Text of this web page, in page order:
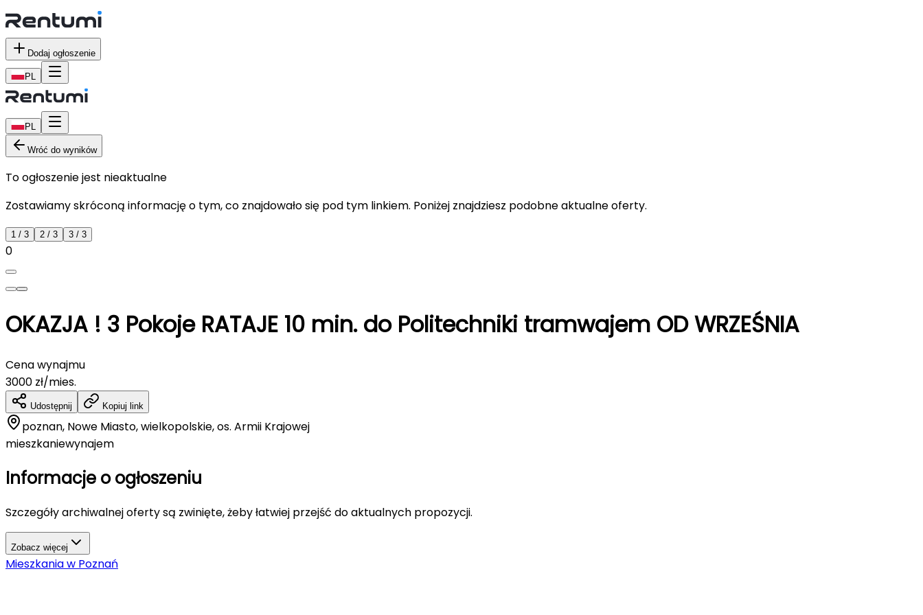
Dodaj ogłoszenie
PL
PL
Wróć do wyników
To ogłoszenie jest nieaktualne
Zostawiamy skróconą informację o tym, co znajdowało się pod tym linkiem. Poniżej znajdziesz podobne aktualne oferty.
1 / 3 2 / 3 3 / 3
0
OKAZJA ! 3 Pokoje RATAJE 10 min. do Politechniki tramwajem OD WRZEŚNIA
Cena wynajmu
3000 zł/mies.
Udostępnij Kopiuj link
poznan, Nowe Miasto, wielkopolskie, os. Armii Krajowej
mieszkaniewynajem
Informacje o ogłoszeniu
Szczegóły archiwalnej oferty są zwinięte, żeby łatwiej przejść do aktualnych propozycji.
Zobacz więcej
Mieszkaniaw Poznań